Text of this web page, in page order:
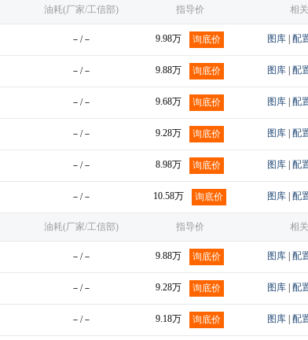
油耗(厂家/工信部) 指导价 相
－/－ 9.98万 询底价 图库 配
－/－ 9.88万 询底价 图库 配
－/－ 9.68万 询底价 图库 配
－/－ 9.28万 询底价 图库 配
－/－ 8.98万 询底价 图库 配
－/－ 10.58万 询底价 图库 配
油耗(厂家/工信部) 指导价 相
－/－ 9.88万 询底价 图库 配
－/－ 9.28万 询底价 图库 配
－/－ 9.18万 询底价 图库 配